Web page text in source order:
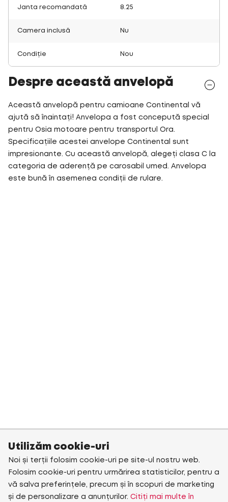
Janta recomandată 8.25
Camera inclusă Nu
Condiție Nou
Despre această anvelopă
Această anvelopă pentru camioane Continental vă
ajută să înaintați! Anvelopa a fost concepută special
pentru Osia motoare pentru transportul Ora.
Specificațiile acestei anvelope Continental sunt
impresionante. Cu această anvelopă, alegeți clasa C la
categoria de aderență pe carosabil umed. Anvelopa
este bună în asemenea condiții de rulare.
Utilizăm cookie-uri
Noi și terții folosim cookie-uri pe site-ul nostru web.
Folosim cookie-uri pentru urmărirea statisticilor, pentru a
vă salva preferințele, precum și în scopuri de marketing
și de personalizare a anunțurilor. Citiți mai multe în